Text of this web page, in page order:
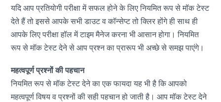
यदि आप प्रतियोगी परीक्षा में सफल होने के लिए नियमित रूप से मॉक टेस्ट
देते हैं तो इससे आपके सभी डाउट व कॉन्सेप्ट तो क्लिर होंगे ही साथ ही
आपके लिए परीक्षा हॉल में टाइम मैनेज करना भी आसान होगा। नियमित
रूप से मॉक टेस्ट देने से आप प्रश्न का प्रारूप भी अच्छे से समझ पाएंगे।
महत्वपूर्ण प्रश्नों की पहचान
नियमित रूप से मॉक टेस्ट देने का एक फायदा यह भी है कि आपको
महत्वपूर्ण विषय व प्रश्नों की सही पहचान हो जाती है। आप मॉक टेस्ट देने